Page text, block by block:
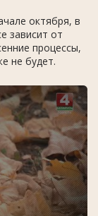
октября, в
зависит от
процессы,
не будет.